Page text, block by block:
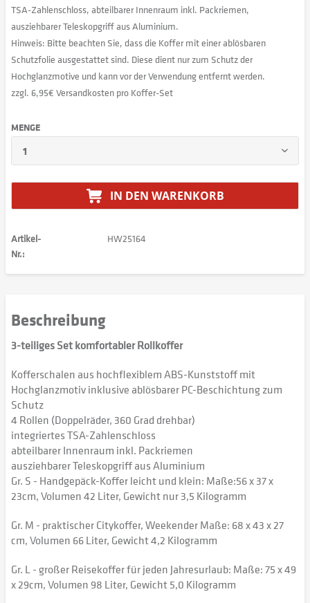
TSA-Zahlenschloss, abteilbarer Innenraum inkl. Packriemen,
ausziehbarer Teleskopgriff aus Aluminium.
Hinweis: Bitte beachten Sie, dass die Koffer mit einer ablösbaren
Schutzfolie ausgestattet sind. Diese dient nur zum Schutz der
Hochglanzmotive und kann vor der Verwendung entfernt werden.
zzgl. 6,95€ Versandkosten pro Koffer-Set
MENGE
IN DEN WARENKORB
Artikel-
Nr.:
HW25164
Beschreibung
3-teiliges Set komfortabler Rollkoffer
Kofferschalen aus hochflexiblem ABS-Kunststoff mit
Hochglanzmotiv inklusive ablösbarer PC-Beschichtung zum
Schutz
4 Rollen (Doppelräder, 360 Grad drehbar)
integriertes TSA-Zahlenschloss
abteilbarer Innenraum inkl. Packriemen
ausziehbarer Teleskopgriff aus Aluminium
Gr. S - Handgepäck-Koffer leicht und klein: Maße:56 x 37 x
23cm, Volumen 42 Liter, Gewicht nur 3,5 Kilogramm
Gr. M - praktischer Citykoffer, Weekender Maße: 68 x 43 x 27
cm, Volumen 66 Liter, Gewicht 4,2 Kilogramm
Gr. L - großer Reisekoffer für jeden Jahresurlaub: Maße: 75 x 49
x 29cm, Volumen 98 Liter, Gewicht 5,0 Kilogramm